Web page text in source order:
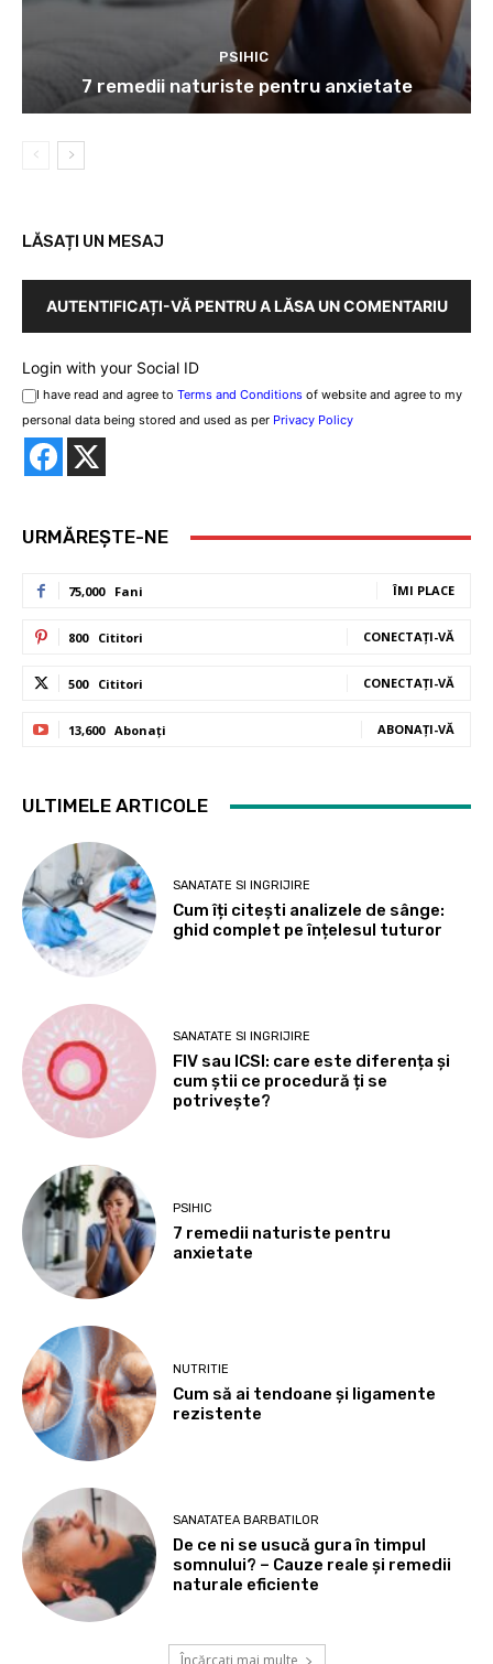
PSIHIC
7 remedii naturiste pentru anxietate
LĂSAȚI UN MESAJ
AUTENTIFICAȚI-VĂ PENTRU A LĂSA UN COMENTARIU
Login with your Social ID
I have read and agree to Terms and Conditions of website and agree to my
personal data being stored and used as per Privacy Policy
URMĂREȘTE-NE
75,000 Fani ÎMI PLACE
800 Cititori CONECTAȚI-VĂ
500 Cititori CONECTAȚI-VĂ
13,600 Abonați ABONAȚI-VĂ
ULTIMELE ARTICOLE
SANATATE SI INGRIJIRE
Cum îți citești analizele de sânge:
ghid complet pe înțelesul tuturor
SANATATE SI INGRIJIRE
FIV sau ICSI: care este diferența și
cum știi ce procedură ți se
potrivește?
PSIHIC
7 remedii naturiste pentru
anxietate
NUTRITIE
Cum să ai tendoane şi ligamente
rezistente
SANATATEA BARBATILOR
De ce ni se usucă gura în timpul
somnului? – Cauze reale și remedii
naturale eficiente